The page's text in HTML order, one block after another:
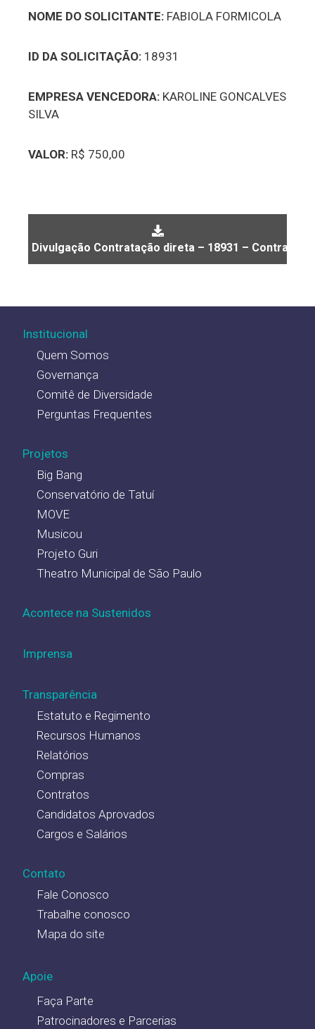
NOME DO SOLICITANTE: FABIOLA FORMICOLA
ID DA SOLICITAÇÃO: 18931
EMPRESA VENCEDORA: KAROLINE GONCALVES
SILVA
VALOR: R$ 750,00
Divulgação Contratação direta – 18931 –
Institucional
Quem Somos
Governança
Comitê de Diversidade
Perguntas Frequentes
Projetos
Big Bang
Conservatório de Tatuí
MOVE
Musicou
Projeto Guri
Theatro Municipal de São Paulo
Acontece na Sustenidos
Imprensa
Transparência
Estatuto e Regimento
Recursos Humanos
Relatórios
Compras
Contratos
Candidatos Aprovados
Cargos e Salários
Contato
Fale Conosco
Trabalhe conosco
Mapa do site
Apoie
Faça Parte
Patrocinadores e Parcerias